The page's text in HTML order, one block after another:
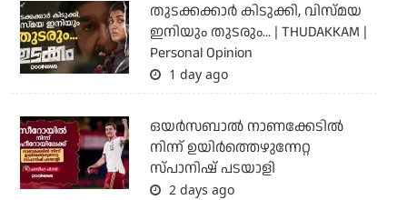
തുടക്കക്കാര്‍ കിടുക്കി, വിസ്മയ
ഇനിയും തുടരും... | THUDAKKAM |
Personal Opinion
1 day ago
ഒയര്‍സബാൽ നാണക്കേടിൽ
നിന്ന് ഉയിർത്തെഴുന്നേറ്റ
സ്പാനിഷ് പടയാളി
2 days ago